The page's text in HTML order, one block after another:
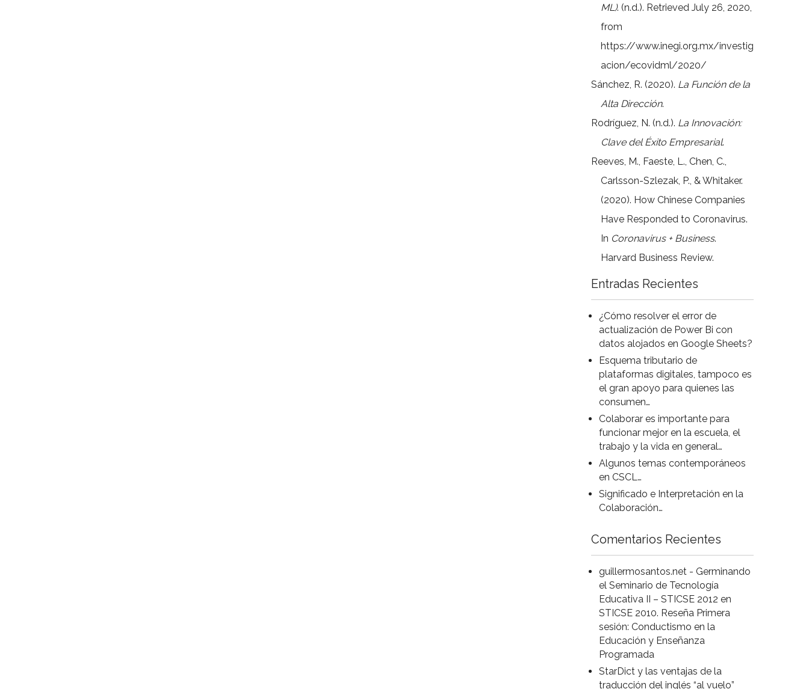
ML). (n.d.). Retrieved July 26, 2020,
from
https://www.inegi.org.mx/investig
acion/ecovidml/2020/
Sánchez, R. (2020). La Función de la
Alta Dirección.
Rodríguez, N. (n.d.). La Innovación:
Clave del Éxito Empresarial.
Reeves, M., Faeste, L., Chen, C.,
Carlsson-Szlezak, P., & Whitaker.
(2020). How Chinese Companies
Have Responded to Coronavirus.
In Coronavirus + Business.
Harvard Business Review.
Entradas Recientes
¿Cómo resolver el error de
actualización de Power Bi con
datos alojados en Google Sheets?
Esquema tributario de
plataformas digitales, tampoco es
el gran apoyo para quienes las
consumen…
Colaborar es importante para
funcionar mejor en la escuela, el
trabajo y la vida en general…
Algunos temas contemporáneos
en CSCL…
Significado e Interpretación en la
Colaboración…
Comentarios Recientes
guillermosantos.net - Germinando
el Seminario de Tecnología
Educativa II – STICSE 2012 en
STICSE 2010. Reseña Primera
sesión: Conductismo en la
Educación y Enseñanza
Programada
StarDict y las ventajas de la
traducción del inglés “al vuelo”